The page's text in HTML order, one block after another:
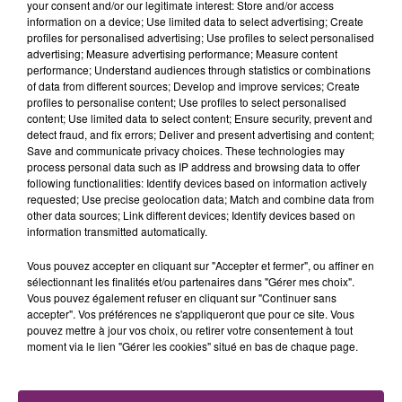
cette saison (7 buts, 4 assists), c’est autant que tous les autres
joueurs âgés d’au moins 35 ans réunis en 2020-2021 (11 pour 13
joueurs).
SVEN BOTMAN, LE PLUS FORT DANS LES DUELS
Sven Botman affiche 73.4% de duels gagnés en Ligue 1 en 2020-
2021 (105/143). Ne cherchez pas, il s’agit-là dumeilleur
pourcentage dans l’élite cette saison pour les joueurs ayant
disputé au moins 50 duels.José Fonté est 3e de cette
catégorie, avec 71.4% (65/91). Le défenseur néerlandais est
d’ailleurs l’un des 4 joueurs de champ ayant disputé l’intégralité de
Manga (Dijon), I.Traoré (Angers) et Bronn (Metz).
BENJAMIN ANDRÉ XXL
Jonathan Bamba (71) et Benjamin André (72) sont les 2 joueurs
ayant récupéré le plus de ballons dans l’entrejeu en Ligue 1
chipé 128 ballons cette saison, plus que tout autre joueur du
your consent and/or our legitimate interest: Store and/or access
information on a device; Use limited data to select advertising; Create
profiles for personalised advertising; Use profiles to select personalised
advertising; Measure advertising performance; Measure content
performance; Understand audiences through statistics or combinations
of data from different sources; Develop and improve services; Create
profiles to personalise content; Use profiles to select personalised
content; Use limited data to select content; Ensure security, prevent and
detect fraud, and fix errors; Deliver and present advertising and content;
Save and communicate privacy choices. These technologies may
process personal data such as IP address and browsing data to offer
following functionalities: Identify devices based on information actively
requested; Use precise geolocation data; Match and combine data from
other data sources; Link different devices; Identify devices based on
information transmitted automatically.
Vous pouvez accepter en cliquant sur "Accepter et fermer", ou affiner en
sélectionnant les finalités et/ou partenaires dans "Gérer mes choix".
Vous pouvez également refuser en cliquant sur "Continuer sans
accepter". Vos préférences ne s'appliqueront que pour ce site. Vous
pouvez mettre à jour vos choix, ou retirer votre consentement à tout
moment via le lien "Gérer les cookies" situé en bas de chaque page.